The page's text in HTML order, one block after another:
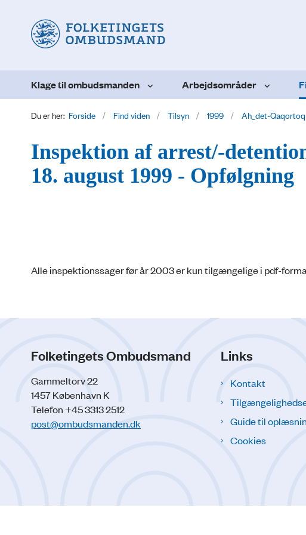
Klage til ombudsmanden Arbejdsområder
Du er her: Forside Find viden Tilsyn 1999 Ah_det-Qaqortoq
Inspektion af arrest/-
18. august 1999 - Opfølgning
Alle inspektionssager før år 2003 er kun tilgængelige i pdf-
Folketingets Ombudsmand
Gammeltorv 22
1457 København K
Telefon +45 3313 2512
post@ombudsmanden.dk
Links
Kontakt
Guide til
Cookies